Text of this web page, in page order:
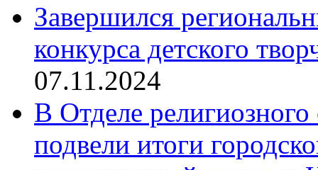
Завершился
конкурса детского
07.11.2024
В Отделе религиозного
подвели итоги